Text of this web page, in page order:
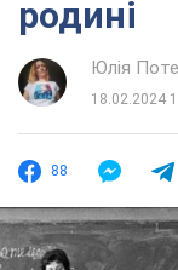
родині
Юлія
18.02.2024
88